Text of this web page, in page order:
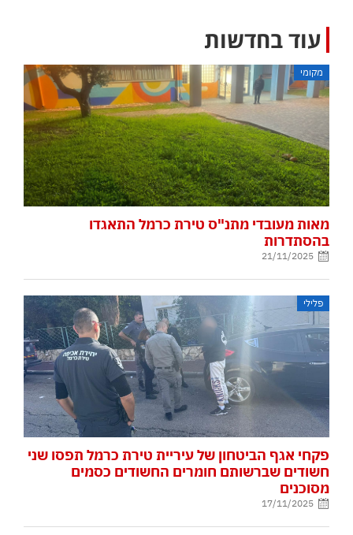
עוד בחדשות
מקומי
מאות מעובדי מתנ"ס טירת כרמל התאגדו
בהסתדרות
21/11/2025
פלילי
פקחי אגף הביטחון של עיריית טירת כרמל תפסו שני
חשודים שברשותם חומרים החשודים כסמים
מסוכנים
17/11/2025